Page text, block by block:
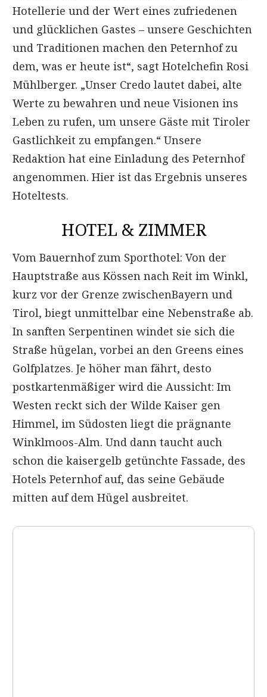
Hotellerie und der Wert eines zufriedenen
und glücklichen Gastes – unsere Geschichten
und Traditionen machen den Peternhof zu
dem, was er heute ist“, sagt Hotelchefin Rosi
Mühlberger. „Unser Credo lautet dabei, alte
Werte zu bewahren und neue Visionen ins
Leben zu rufen, um unsere Gäste mit Tiroler
Gastlichkeit zu empfangen.“ Unsere
Redaktion hat eine Einladung des Peternhof
angenommen. Hier ist das Ergebnis unseres
Hoteltests.
HOTEL & ZIMMER
Vom Bauernhof zum Sporthotel: Von der
Hauptstraße aus Kössen nach Reit im Winkl,
kurz vor der Grenze zwischenBayern und
Tirol, biegt unmittelbar eine Nebenstraße ab.
In sanften Serpentinen windet sie sich die
Straße hügelan, vorbei an den Greens eines
Golfplatzes. Je höher man fährt, desto
postkartenmäßiger wird die Aussicht: Im
Westen reckt sich der Wilde Kaiser gen
Himmel, im Südosten liegt die prägnante
Winklmoos-Alm. Und dann taucht auch
schon die kaisergelb getünchte Fassade, des
Hotels Peternhof auf, das seine Gebäude
mitten auf dem Hügel ausbreitet.